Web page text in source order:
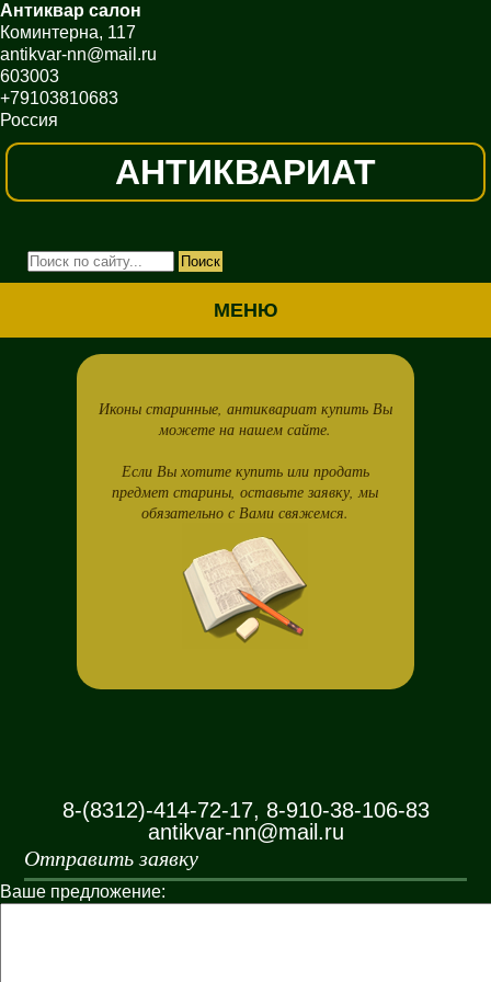
Антиквар салон
Коминтерна, 117
antikvar-nn@mail.ru
603003
+79103810683
Россия
АНТИКВАРИАТ
МЕНЮ
Иконы старинные, антиквариат купить Вы
можете на нашем сайте.
Если Вы хотите купить или продать
предмет старины, оставьте заявку, мы
обязательно с Вами свяжемся.
8-(8312)-414-72-17, 8-910-38-106-83
antikvar-nn@mail.ru
Отправить заявку
Ваше предложение: